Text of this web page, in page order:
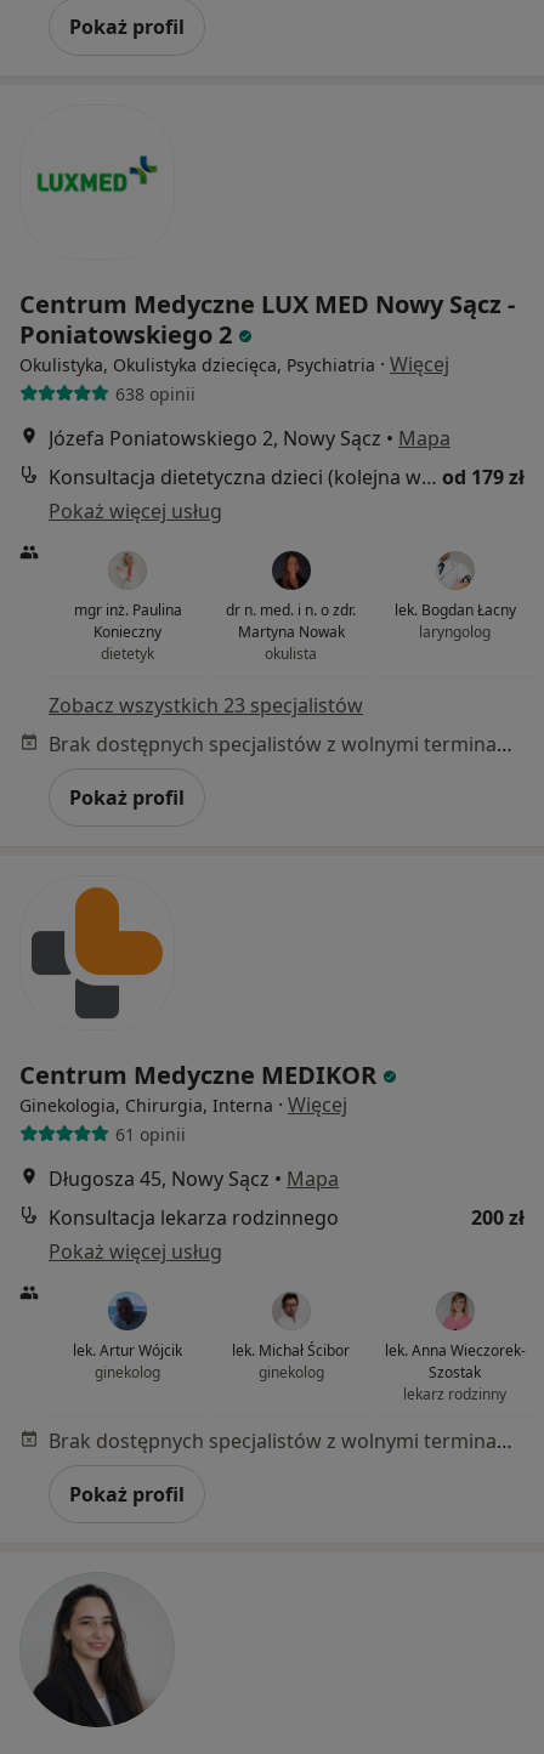
Pokaż profil
Centrum Medyczne LUX MED Nowy Sącz -
Poniatowskiego 2
Okulistyka, Okulistyka dziecięca, Psychiatria · Więcej
638 opinii
Józefa Poniatowskiego 2, Nowy Sącz • Mapa
Konsultacja dietetyczna dzieci (kolejna wizyta) od 179 zł
Pokaż więcej usług
mgr inż. Paulina
Konieczny
dietetyk
dr n. med. i n. o zdr.
Martyna Nowak
okulista
lek. Bogdan Łacny
laryngolog
Zobacz wszystkich 23 specjalistów
Brak dostępnych specjalistów z wolnymi terminami w tym centrum medycznym.
Pokaż profil
Centrum Medyczne MEDIKOR
Ginekologia, Chirurgia, Interna · Więcej
61 opinii
Długosza 45, Nowy Sącz • Mapa
Konsultacja lekarza rodzinnego
200 zł
Pokaż więcej usług
lek. Artur Wójcik
ginekolog
lek. Michał Ścibor
ginekolog
lek. Anna Wieczorek-
Szostak
lekarz rodzinny
Brak dostępnych specjalistów z wolnymi terminami w tym centrum medycznym.
Pokaż profil